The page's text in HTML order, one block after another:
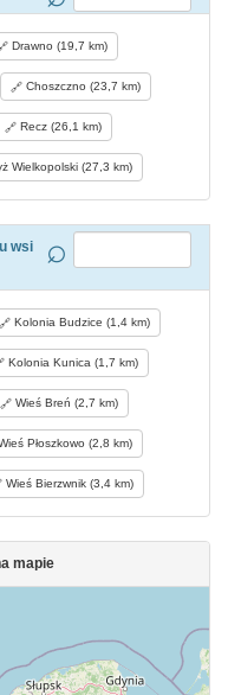
Drawno (19,7 km)
Choszczno (23,7 km)
Recz (26,1 km)
Wielkopolski (27,3 km)
wsi
Kolonia Budzice (1,4 km)
Kolonia Kunica (1,7 km)
Wieś Breń (2,7 km)
Płoszkowo (2,8 km)
Wieś Bierzwnik (3,4 km)
mapie